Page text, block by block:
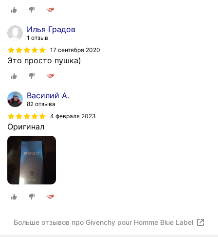
Илья Градов
1 отзыв
17 сентября 2020
Это просто пушка)
Василий А.
82 отзыва
4 февраля 2023
Оригинал
Больше отзывов про Givenchy pour Homme Blue Label